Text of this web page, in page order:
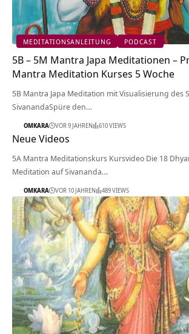
MEDITATIONSANLEITUNG PODCAST
5B – 5M Mantra Japa Meditationen –
Mantra Meditation Kurses 5 Woche
5B Mantra Japa Meditation mit Visualisierung des
SivanandaSpüre den…
OMKARA VOR 9 JAHREN 610 VIEWS
Neue Videos
5A Mantra Meditationskurs Kursvideo Die 18
Meditation auf Sivananda…
OMKARA VOR 10 JAHREN 489 VIEWS